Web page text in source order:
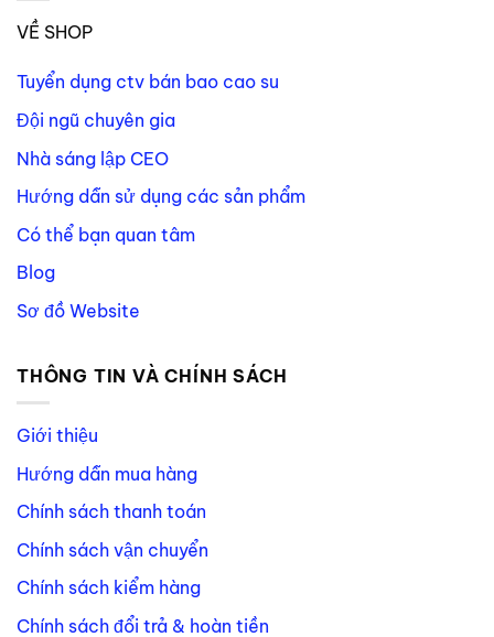
VỀ SHOP
Tuyển dụng ctv bán bao cao su
Đội ngũ chuyên gia
Nhà sáng lập CEO
Hướng dẫn sử dụng các sản phẩm
Có thể bạn quan tâm
Blog
Sơ đồ Website
THÔNG TIN VÀ CHÍNH SÁCH
Giới thiệu
Hướng dẫn mua hàng
Chính sách thanh toán
Chính sách vận chuyển
Chính sách kiểm hàng
Chính sách đổi trả & hoàn tiền